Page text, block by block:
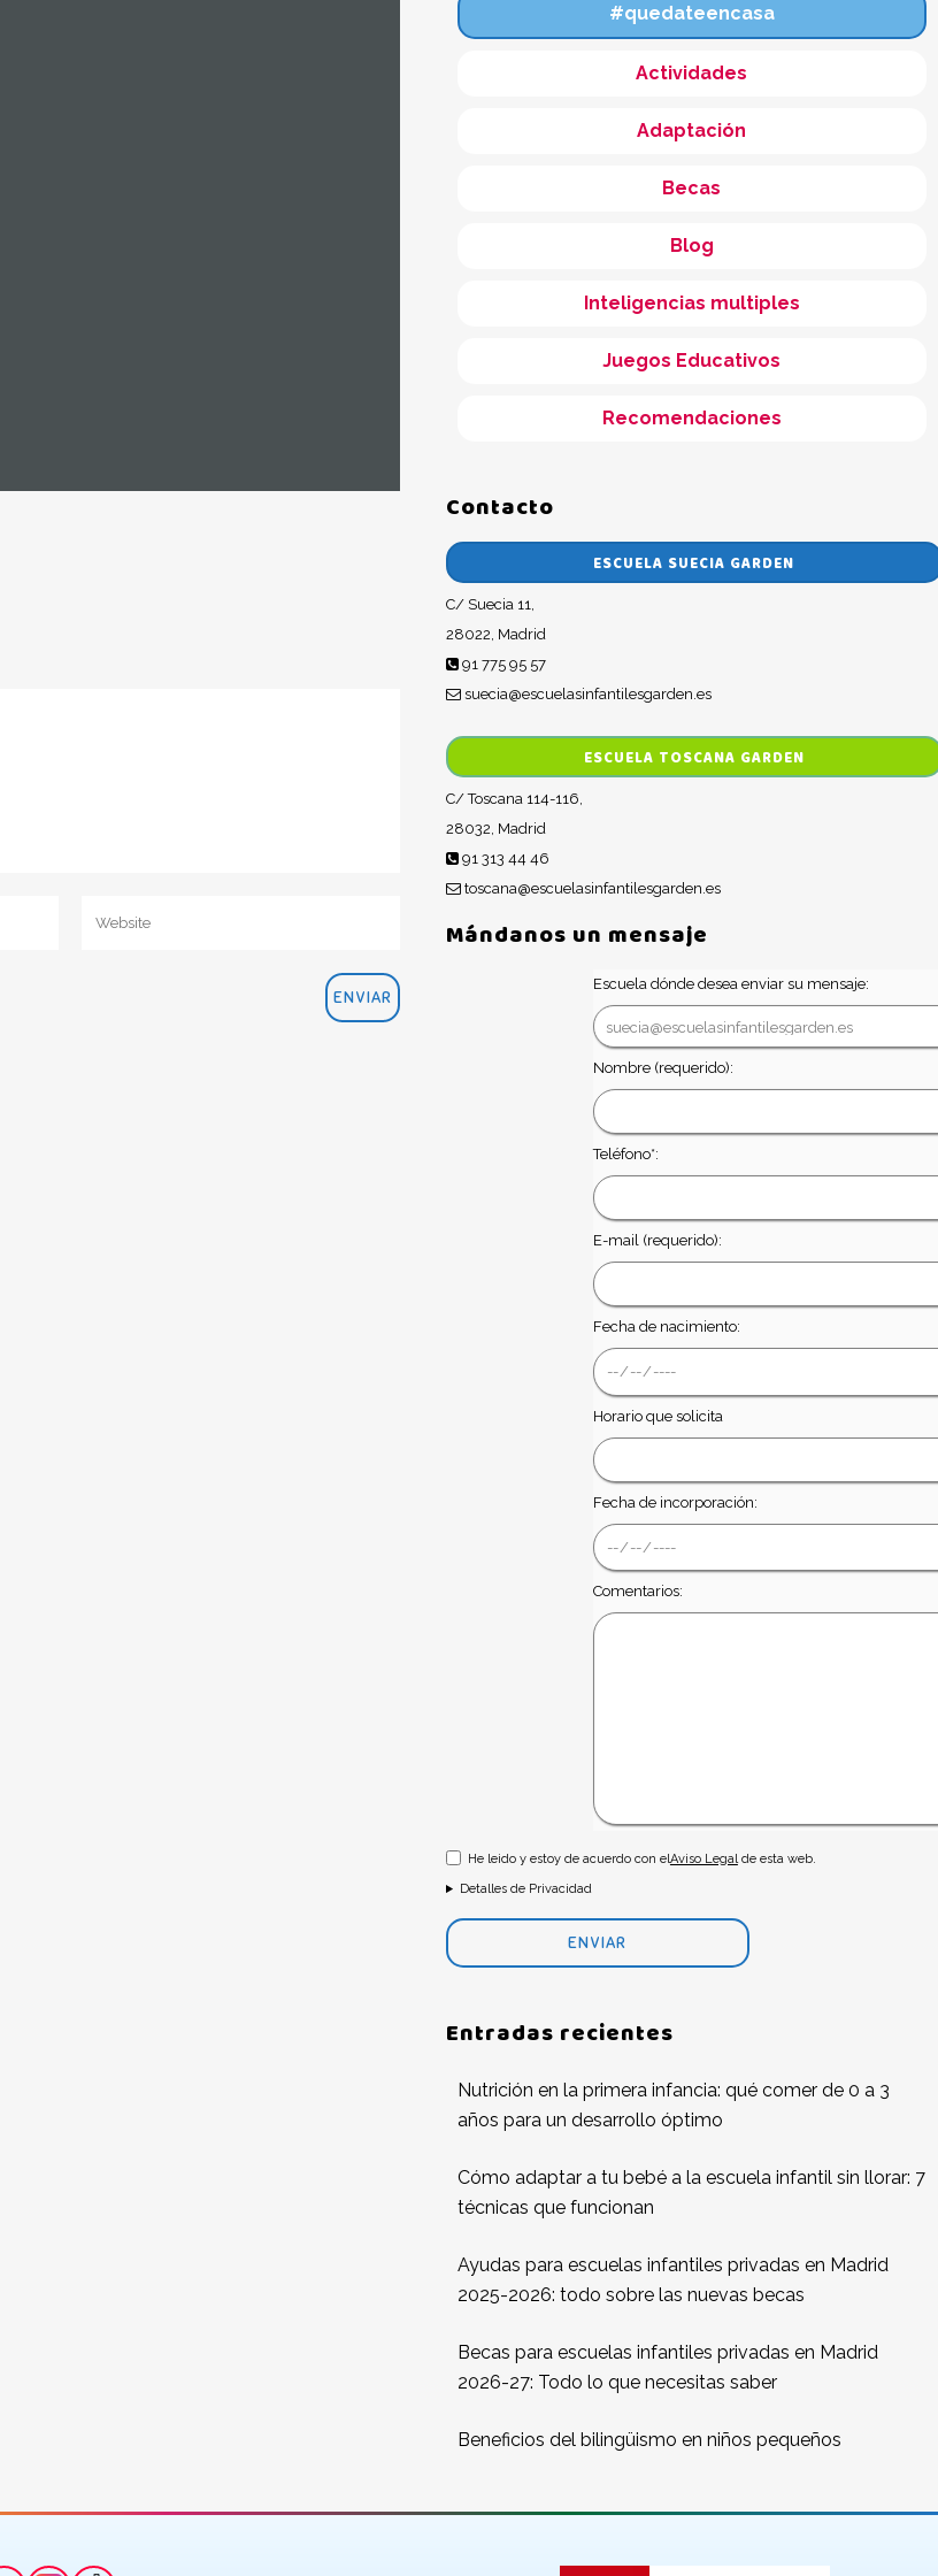
#quedateencasa
Actividades
Adaptación
Becas
Blog
Inteligencias multiples
Juegos Educativos
Recomendaciones
Contacto
ESCUELA SUECIA GARDEN
C/ Suecia 11,
28022, Madrid
91 775 95 57
suecia@escuelasinfantilesgarden.es
ESCUELA TOSCANA GARDEN
C/ Toscana 114-116,
28032, Madrid
91 313 44 46
toscana@escuelasinfantilesgarden.es
Mándanos un mensaje
Escuela dónde desea enviar su mensaje:
Nombre (requerido):
Teléfono*:
E-mail (requerido):
Fecha de nacimiento:
Horario que solicita
Fecha de incorporación:
Comentarios:
He leido y estoy de acuerdo con elAviso Legalde esta web.
Detalles de Privacidad
Entradas recientes
Nutrición en la primera infancia: qué comer de 0 a 3
años para un desarrollo óptimo
Cómo adaptar a tu bebé a la escuela infantil sin llorar: 7
técnicas que funcionan
Ayudas para escuelas infantiles privadas en Madrid
2025-2026: todo sobre las nuevas becas
Becas para escuelas infantiles privadas en Madrid
2026-27: Todo lo que necesitas saber
Beneficios del bilingüismo en niños pequeños